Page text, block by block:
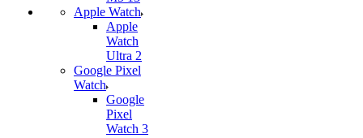
Apple Watch
Apple
Watch
Ultra 2
Google Pixel
Watch
Google
Pixel
Watch 3